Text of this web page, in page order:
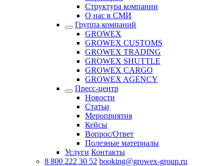
Структура компании
О нас в СМИ
Группа компаний
GROWEX
GROWEX CUSTOMS
GROWEX TRADING
GROWEX SHUTTLE
GROWEX CARGO
GROWEX AGENCY
Пресс-центр
Новости
Статьи
Мероприятия
Кейсы
Вопрос/Ответ
Полезные материалы
Услуги Контакты
8 800 222 30 52 booking@growex-group.ru